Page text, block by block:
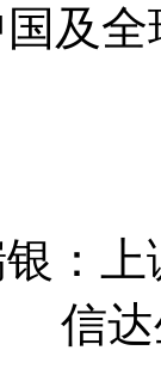
及
上
达